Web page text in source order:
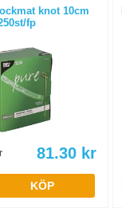
knot 10cm
fp
81.30 kr
KÖP